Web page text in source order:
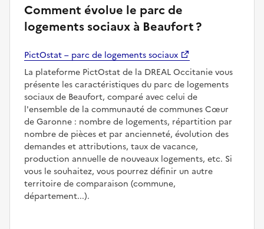
Comment évolue le parc de
logements sociaux à Beaufort ?
PictOstat – parc de logements sociaux
La plateforme PictOstat de la DREAL Occitanie vous
présente les caractéristiques du parc de logements
sociaux de Beaufort, comparé avec celui de
l'ensemble de la communauté de communes Cœur
de Garonne : nombre de logements, répartition par
nombre de pièces et par ancienneté, évolution des
demandes et attributions, taux de vacance,
production annuelle de nouveaux logements, etc. Si
vous le souhaitez, vous pourrez définir un autre
territoire de comparaison (commune,
département...).